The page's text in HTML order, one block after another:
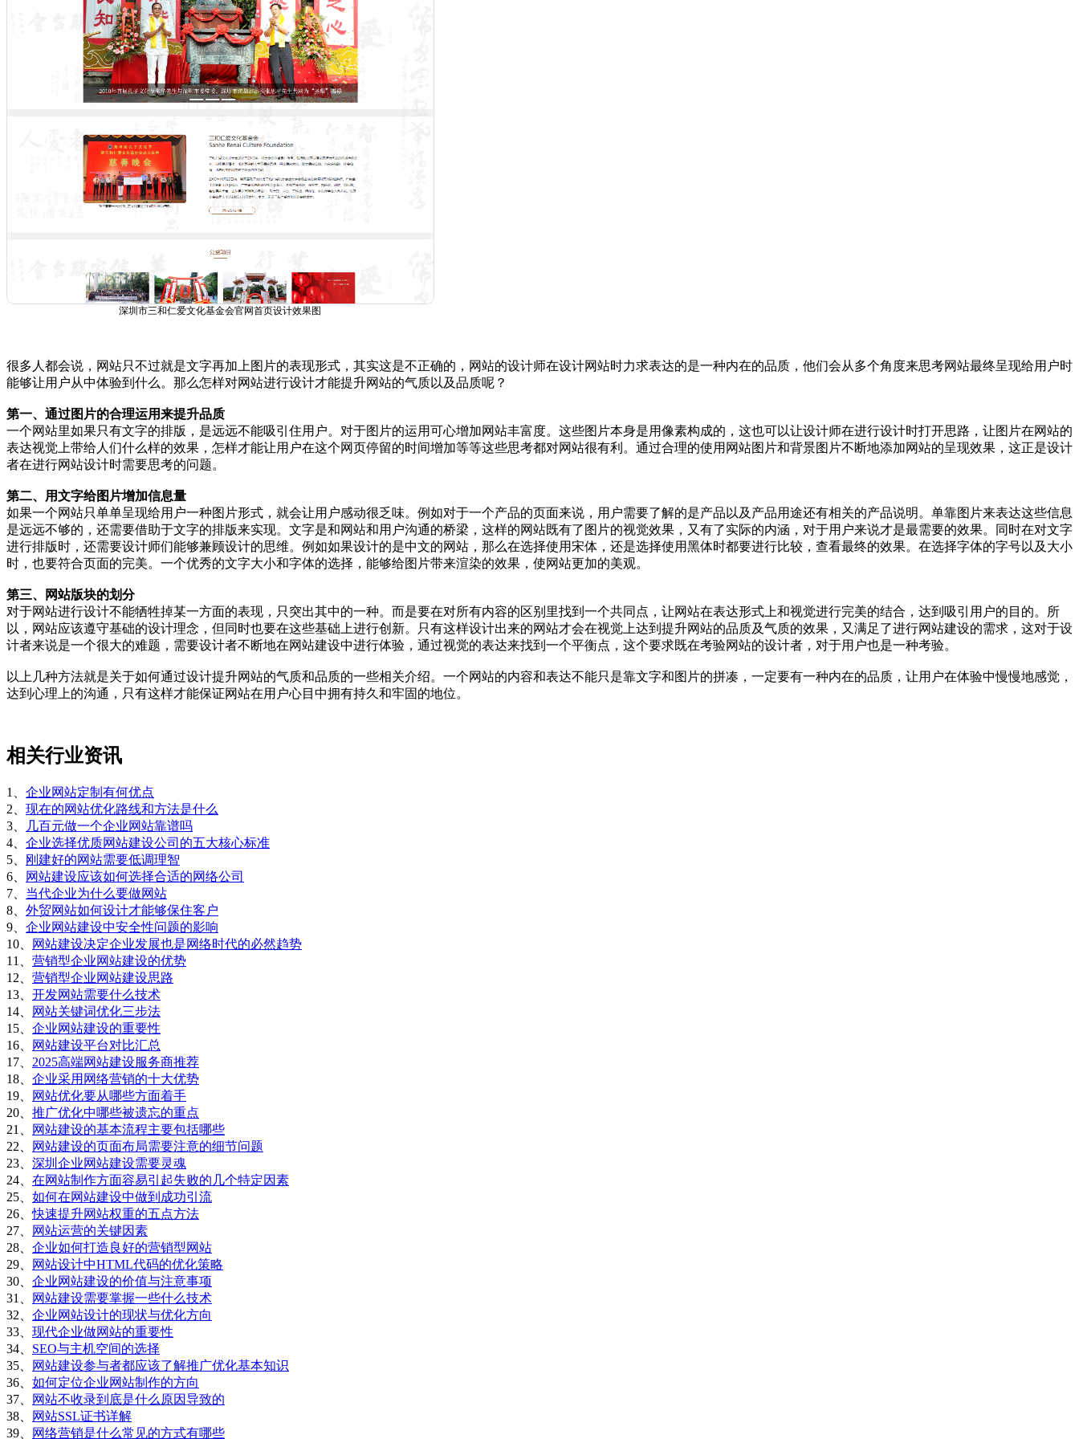
深圳市三和仁爱文化基金会官网首页设计效果图
很多人都会说，网站只不过就是文字再加上图片的表现形式，其实这是不正确的，网站的设计师在设计网站时力求表达的是一种内在的品质，他们会从多个角度来思考网站最终呈现给用户时
能够让用户从中体验到什么。那么怎样对网站进行设计才能提升网站的气质以及品质呢？
第一、通过图片的合理运用来提升品质
一个网站里如果只有文字的排版，是远远不能吸引住用户。对于图片的运用可心增加网站丰富度。这些图片本身是用像素构成的，这也可以让设计师在进行设计时打开思路，让图片在网站的
表达视觉上带给人们什么样的效果，怎样才能让用户在这个网页停留的时间增加等等这些思考都对网站很有利。通过合理的使用网站图片和背景图片不断地添加网站的呈现效果，这正是设计
者在进行网站设计时需要思考的问题。
第二、用文字给图片增加信息量
如果一个网站只单单呈现给用户一种图片形式，就会让用户感动很乏味。例如对于一个产品的页面来说，用户需要了解的是产品以及产品用途还有相关的产品说明。单靠图片来表达这些信息
是远远不够的，还需要借助于文字的排版来实现。文字是和网站和用户沟通的桥梁，这样的网站既有了图片的视觉效果，又有了实际的内涵，对于用户来说才是最需要的效果。同时在对文字
进行排版时，还需要设计师们能够兼顾设计的思维。例如如果设计的是中文的网站，那么在选择使用宋体，还是选择使用黑体时都要进行比较，查看最终的效果。在选择字体的字号以及大小
时，也要符合页面的完美。一个优秀的文字大小和字体的选择，能够给图片带来渲染的效果，使网站更加的美观。
第三、网站版块的划分
对于网站进行设计不能牺牲掉某一方面的表现，只突出其中的一种。而是要在对所有内容的区别里找到一个共同点，让网站在表达形式上和视觉进行完美的结合，达到吸引用户的目的。所
以，网站应该遵守基础的设计理念，但同时也要在这些基础上进行创新。只有这样设计出来的网站才会在视觉上达到提升网站的品质及气质的效果，又满足了进行网站建设的需求，这对于设
计者来说是一个很大的难题，需要设计者不断地在网站建设中进行体验，通过视觉的表达来找到一个平衡点，这个要求既在考验网站的设计者，对于用户也是一种考验。
以上几种方法就是关于如何通过设计提升网站的气质和品质的一些相关介绍。一个网站的内容和表达不能只是靠文字和图片的拼凑，一定要有一种内在的品质，让用户在体验中慢慢地感觉，
达到心理上的沟通，只有这样才能保证网站在用户心目中拥有持久和牢固的地位。
相关行业资讯
1、 企业网站定制有何优点
2、 现在的网站优化路线和方法是什么
3、
几百元做一个企业网站靠谱吗
4、 企业选择优质网站建设公司的五大核心标准
5、
刚建好的网站需要低调理智
6、
网站建设应该如何选择合适的网络公司
7、 当代企业为什么要做网站
8、 外贸网站如何设计才能够保住客户
9、 企业网站建设中安全性问题的影响
10、
网站建设决定企业发展也是网络时代的必然趋势
11、 营销型企业网站建设的优势
12、 营销型企业网站建设思路
13、 开发网站需要什么技术
14、
网站关键词优化三步法
15、 企业网站建设的重要性
16、
网站建设平台对比汇总
17、 2025高端网站建设服务商推荐
18、 企业采用网络营销的十大优势
19、
网站优化要从哪些方面着手
20、 推广优化中哪些被遗忘的重点
21、
网站建设的基本流程主要包括哪些
22、
网站建设的页面布局需要注意的细节问题
23、 深圳企业网站建设需要灵魂
24、 在网站制作方面容易引起失败的几个特定因素
25、 如何在网站建设中做到成功引流
26、快速提升网站权重的五点方法
27、
网站运营的关键因素
28、 企业如何打造良好的营销型网站
29、
网站设计中HTML代码的优化策略
30、 企业网站建设的价值与注意事项
31、
网站建设需要掌握一些什么技术
32、 企业网站设计的现状与优化方向
33、 现代企业做网站的重要性
34、 SEO与主机空间的选择
35、
网站建设参与者都应该了解推广优化基本知识
36、 如何定位企业网站制作的方向
37、
网站不收录到底是什么原因导致的
38、
网站SSL证书详解
39、
网络营销是什么常见的方式有哪些